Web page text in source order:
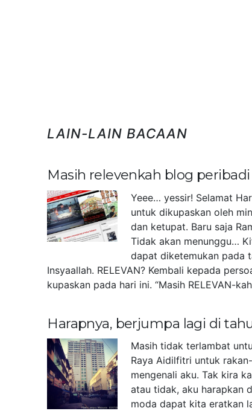
LAIN-LAIN BACAAN
Masih relevenkah blog
Yeee… yessir! Selamat
untuk dikupaskan oleh
dan ketupat. Baru saja
Tidak akan menunggu…
dapat diketemukan pada
Insyaallah. RELEVAN? Kembali kepada
kupaskan pada hari ini. “Masih RELEVAN-
Harapnya, berjumpa lagi di
Masih tidak terlambat
Raya Aidilfitri untuk
mengenali aku. Tak kira
atau tidak, aku harapkan
moda dapat kita eratkan